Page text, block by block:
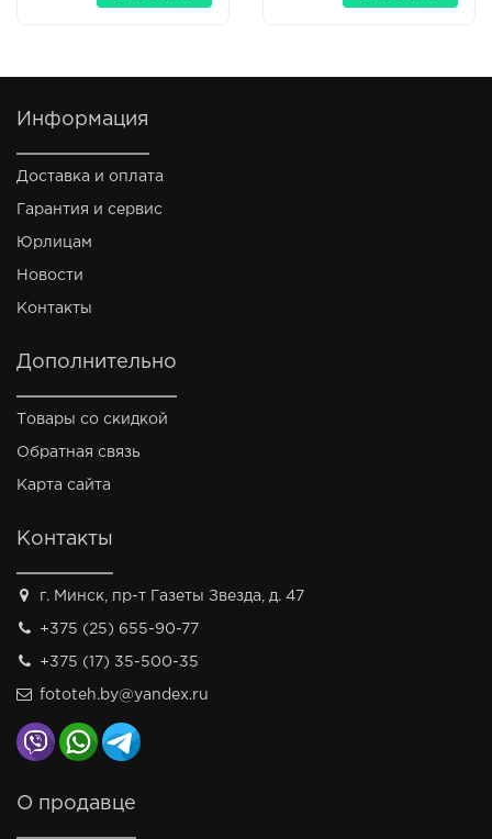
Информация
Доставка и оплата
Гарантия и сервис
Юрлицам
Новости
Контакты
Дополнительно
Товары со скидкой
Обратная связь
Карта сайта
Контакты
г. Минск, пр-т Газеты Звезда, д. 47
+375 (25) 655-90-77
+375 (17) 35-500-35
fototeh.by@yandex.ru
О продавце